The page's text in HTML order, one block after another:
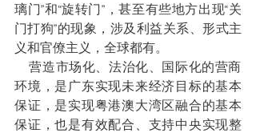
璃门”和“旋转门”，甚至有些地方出现“关
门打狗”的现象，涉及利益关系、形式主
义和官僚主义，全球都有。
    营造市场化、法治化、国际化的营商
环境，是广东实现未来经济目标的基本
保证，是实现粤港澳大湾区融合的基本
保证，也是有效配合、支持中央实现整